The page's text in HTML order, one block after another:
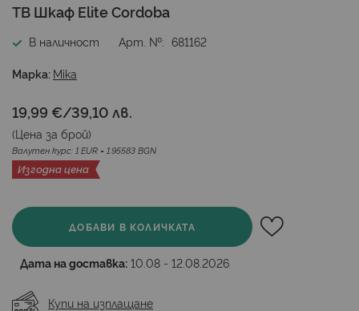
Преминете
началото
галерия
снимки
ТВ Шкаф Elite Cordoba
В наличност Арт. № 681162
Марка: Mika
19,99 €/39,10 лв.
(Цена за брой)
Валутен курс: 1 EUR = 1.95583 BGN
Изгодна цена
ДОБАВИ В КОЛИЧКАТА
Дата на доставка: 10.08 - 12.08.2026
Купи на изплащане